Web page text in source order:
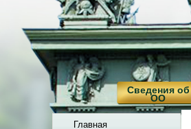
Сведения об
ОО
Главная